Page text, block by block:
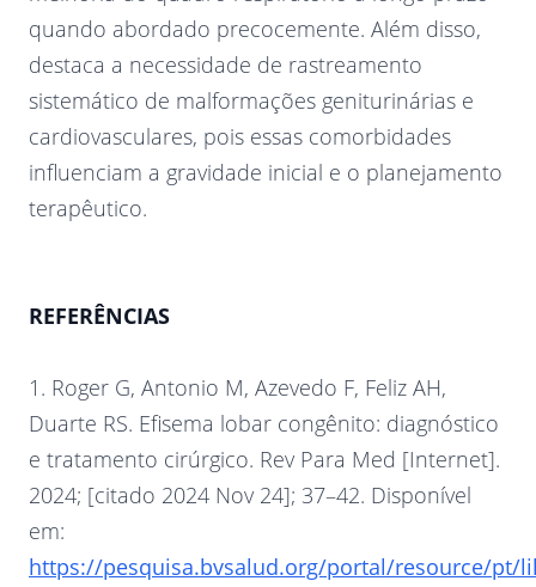
quando abordado precocemente. Além disso,
destaca a necessidade de rastreamento
sistemático de malformações geniturinárias e
cardiovasculares, pois essas comorbidades
influenciam a gravidade inicial e o planejamento
terapêutico.
REFERÊNCIAS
1. Roger G, Antonio M, Azevedo F, Feliz AH,
Duarte RS. Efisema lobar congênito: diagnóstico
e tratamento cirúrgico. Rev Para Med [Internet].
2024; [citado 2024 Nov 24]; 37–42. Disponível
em:
https://pesquisa.bvsalud.org/portal/resource/pt/